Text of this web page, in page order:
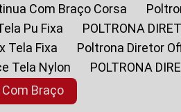
Com Braço Corsa
Pu Fixa
POLTRONA
Tela Fixa
Poltrona Diretor
Tela Nylon
POLTRONA
Com Braço